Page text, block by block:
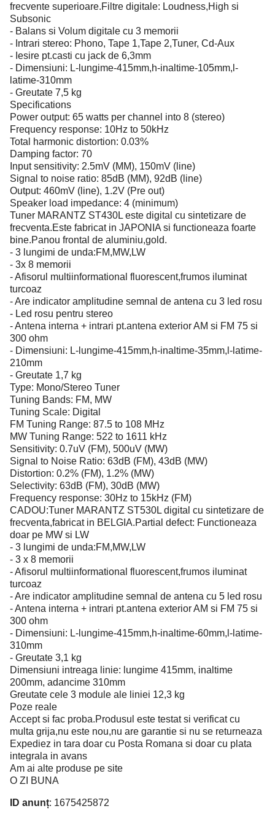
frecvente superioare.Filtre digitale: Loudness,High si
Subsonic
- Balans si Volum digitale cu 3 memorii
- Intrari stereo: Phono, Tape 1,Tape 2,Tuner, Cd-Aux
- Iesire pt.casti cu jack de 6,3mm
- Dimensiuni: L-lungime-415mm,h-inaltime-105mm,l-
latime-310mm
- Greutate 7,5 kg
Specifications
Power output: 65 watts per channel into 8 (stereo)
Frequency response: 10Hz to 50kHz
Total harmonic distortion: 0.03%
Damping factor: 70
Input sensitivity: 2.5mV (MM), 150mV (line)
Signal to noise ratio: 85dB (MM), 92dB (line)
Output: 460mV (line), 1.2V (Pre out)
Speaker load impedance: 4 (minimum)
Tuner MARANTZ ST430L este digital cu sintetizare de
frecventa.Este fabricat in JAPONIA si functioneaza foarte
bine.Panou frontal de aluminiu,gold.
- 3 lungimi de unda:FM,MW,LW
- 3x 8 memorii
- Afisorul multiinformational fluorescent,frumos iluminat
turcoaz
- Are indicator amplitudine semnal de antena cu 3 led rosu
- Led rosu pentru stereo
- Antena interna + intrari pt.antena exterior AM si FM 75 si
300 ohm
- Dimensiuni: L-lungime-415mm,h-inaltime-35mm,l-latime-
210mm
- Greutate 1,7 kg
Type: Mono/Stereo Tuner
Tuning Bands: FM, MW
Tuning Scale: Digital
FM Tuning Range: 87.5 to 108 MHz
MW Tuning Range: 522 to 1611 kHz
Sensitivity: 0.7uV (FM), 500uV (MW)
Signal to Noise Ratio: 63dB (FM), 43dB (MW)
Distortion: 0.2% (FM), 1.2% (MW)
Selectivity: 63dB (FM), 30dB (MW)
Frequency response: 30Hz to 15kHz (FM)
CADOU:Tuner MARANTZ ST530L digital cu sintetizare de
frecventa,fabricat in BELGIA.Partial defect: Functioneaza
doar pe MW si LW
- 3 lungimi de unda:FM,MW,LW
- 3 x 8 memorii
- Afisorul multiinformational fluorescent,frumos iluminat
turcoaz
- Are indicator amplitudine semnal de antena cu 5 led rosu
- Antena interna + intrari pt.antena exterior AM si FM 75 si
300 ohm
- Dimensiuni: L-lungime-415mm,h-inaltime-60mm,l-latime-
310mm
- Greutate 3,1 kg
Dimensiuni intreaga linie: lungime 415mm, inaltime
200mm, adancime 310mm
Greutate cele 3 module ale liniei 12,3 kg
Poze reale
Accept si fac proba.Produsul este testat si verificat cu
multa grija,nu este nou,nu are garantie si nu se returneaza
Expediez in tara doar cu Posta Romana si doar cu plata
integrala in avans
Am ai alte produse pe site
O ZI BUNA
ID anunț: 1675425872